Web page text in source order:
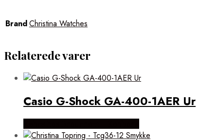
BrandChristina Watches
Relaterede varer
Casio G-Shock GA-400-1AER Ur